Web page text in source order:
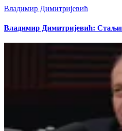
Владимир Димитријевић
Владимир Димитријевић: